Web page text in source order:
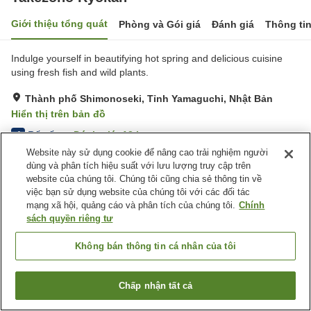
Giới thiệu tổng quát Phòng và Gói giá Đánh giá Thông
Indulge yourself in beautifying hot spring and delicious cuisine
using fresh fish and wild plants.
Thành phố Shimonoseki, Tỉnh Yamaguchi, Nhật Bản
Hiển thị trên bản đồ
4 Rất tốt Đánh giá:13lượt
Tiện nghi chỗ nghỉ
Bãi đỗ xe
Spa / Salon
Máy bán hàng tự động
Sảnh tiệc
Nhật Bản Tỉnh Yamaguchi
Thành phố Shimonoseki
Takezono Ryokan
Tìm phòng trống
Website này sử dụng cookie để nâng cao trải nghiệm người
dùng và phân tích hiệu suất với lưu lượng truy cập trên
website của chúng tôi. Chúng tôi cũng chia sẻ thông tin về
việc bạn sử dụng website của chúng tôi với các đối tác
mạng xã hội, quảng cáo và phân tích của chúng tôi. Chính
sách quyền riêng tư
Không bán thông tin cá nhân của tôi
Chấp nhận tất cả